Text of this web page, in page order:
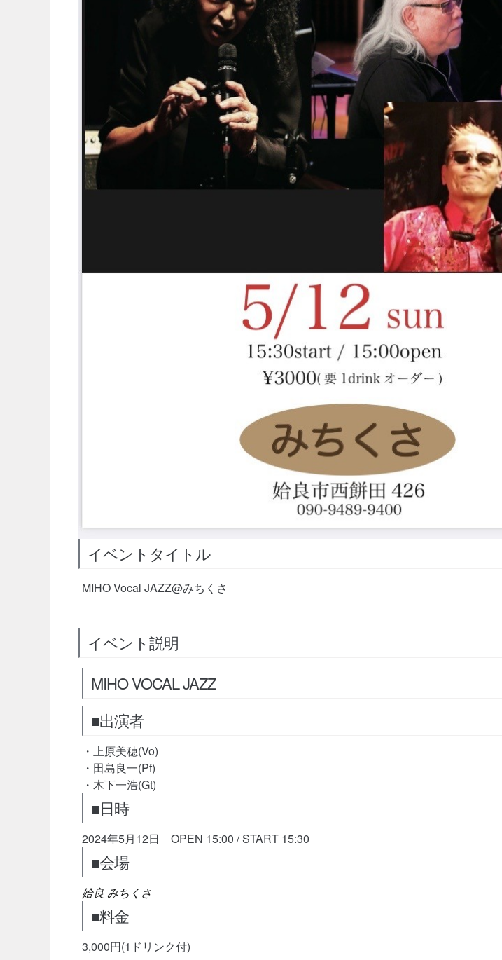
イベントタイトル
MIHO Vocal JAZZ@みちくさ
イベント説明
MIHO VOCAL JAZZ
■出演者
・上原美穂(Vo)
・田島良一(Pf)
・木下一浩(Gt)
■日時
2024年5月12日 OPEN 15:00 / START 15:30
■会場
姶良 みちくさ
■料金
3,000円(1ドリンク付)